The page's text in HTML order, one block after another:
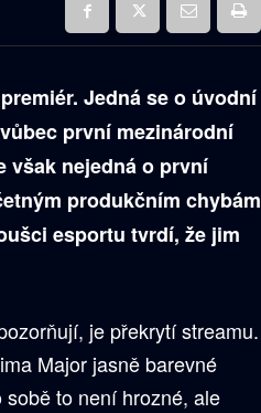
Jedná se o úvodní
první mezinárodní
však nejedná o první
produkčním chybám
esportu tvrdí, že jim
je překrytí streamu.
Major jasně barevné
to není hrozné, ale